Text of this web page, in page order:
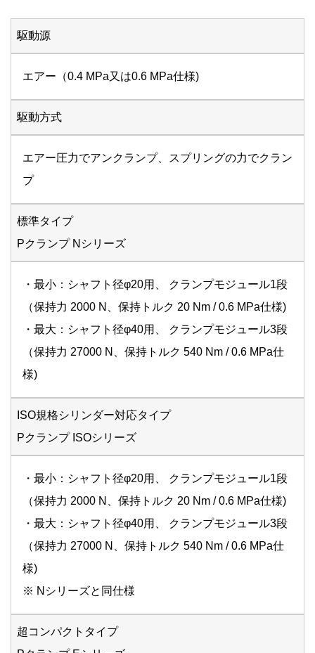
駆動源
エアー（0.4 MPa又は0.6 MPa仕様)
駆動方式
エアー圧力でアンクランプ、スプリングの力でクラン
プ
標準タイプ
Pクランプ Nシリーズ
・最小：シャフト径φ20用、 クランプモジュール1段
（保持力 2000 N、保持トルク 20 Nm / 0.6 MPa仕様)
・最大：シャフト径φ40用、 クランプモジュール3段
（保持力 27000 N、保持トルク 540 Nm / 0.6 MPa仕
様)
ISO規格シリンダー対応タイプ
Pクランプ ISOシリーズ
・最小：シャフト径φ20用、 クランプモジュール1段
（保持力 2000 N、保持トルク 20 Nm / 0.6 MPa仕様)
・最大：シャフト径φ40用、 クランプモジュール3段
（保持力 27000 N、保持トルク 540 Nm / 0.6 MPa仕
様)
※ Nシリーズと同仕様
超コンパクトタイプ